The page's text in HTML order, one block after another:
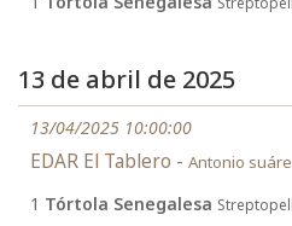
13 de abril de 2025
13/04/2025 10:00:00
EDAR El Tablero - Antonio
1 Tórtola Senegalesa